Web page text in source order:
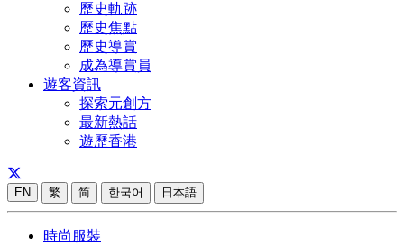
歷史軌跡
歷史焦點
歷史導賞
成為導賞員
遊客資訊
探索元創方
最新熱話
遊歷香港
EN 繁 简 한국어 日本語
時尚服裝